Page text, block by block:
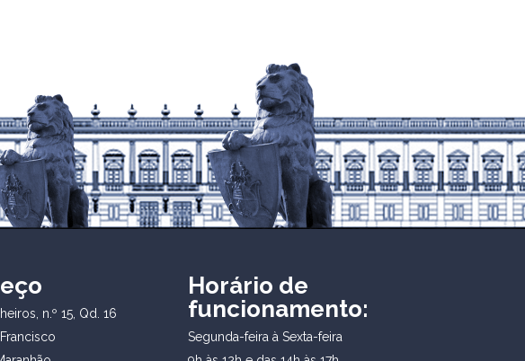
n.º 15, Qd. 16
Horário de
funcionamento:
Segunda-feira à Sexta-feira